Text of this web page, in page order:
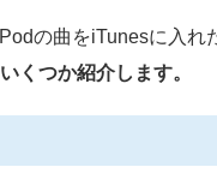
の曲をiTunesに入れ
くつか紹介します。